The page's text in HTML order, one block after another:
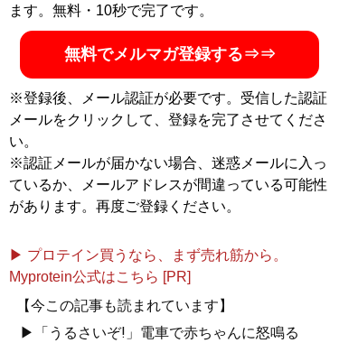
ます。無料・10秒で完了です。
無料でメルマガ登録する⇒⇒
※登録後、メール認証が必要です。受信した認証
メールをクリックして、登録を完了させてくださ
い。
※認証メールが届かない場合、迷惑メールに入っ
ているか、メールアドレスが間違っている可能性
があります。再度ご登録ください。
▶ プロテイン買うなら、まず売れ筋から。
Myprotein公式はこちら [PR]
【今この記事も読まれています】
▶「うるさいぞ!」電車で赤ちゃんに怒鳴る